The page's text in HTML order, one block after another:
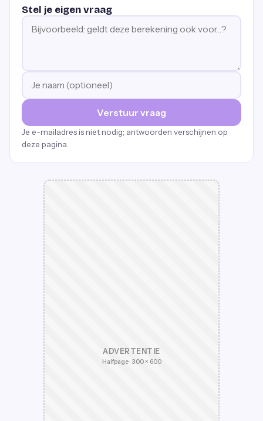
Stel je eigen vraag
Verstuur vraag
Je e-mailadres is niet nodig; antwoorden verschijnen op
deze pagina.
ADVERTENTIE
Halfpage · 300 × 600